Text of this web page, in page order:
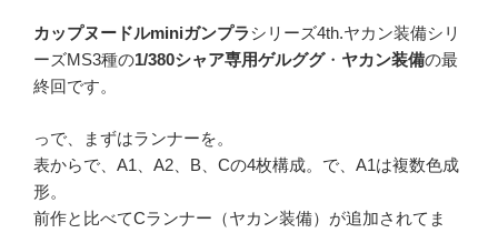
カップヌードルminiガンプラシリーズ4th.ヤカン装備シリ
ーズMS3種の1/380シャア専用ゲルググ・ ヤカン装備の最
終回です。
っで、まずはランナーを。
表からで、A1、A2、B、Cの4枚構成。で、A1は複数色成
形。
前作と比べてCランナー（ヤカン装備）が追加されてま